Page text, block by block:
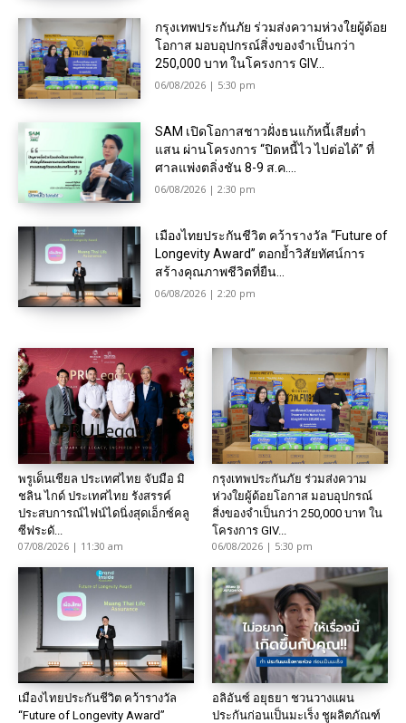
กรุงเทพประกันภัย ร่วมส่งความห่วงใยผู้ด้อย
โอกาส มอบอุปกรณ์สิ่งของจำเป็นกว่า
250,000 บาท ในโครงการ GIV...
06/08/2026 | 5:30 pm
SAM เปิดโอกาสชาวฝั่งธนแก้หนี้เสียต่ำ
แสน ผ่านโครงการ “ปิดหนี้ไว ไปต่อได้” ที่
ศาลแพ่งตลิ่งชัน 8-9 ส.ค....
06/08/2026 | 2:30 pm
เมืองไทยประกันชีวิต คว้ารางวัล “Future of
Longevity Award” ตอกย้ำวิสัยทัศน์การ
สร้างคุณภาพชีวิตที่ยืน...
06/08/2026 | 2:20 pm
พรูเด็นเชียล ประเทศไทย จับมือ มิ
ชลิน ไกด์ ประเทศไทย รังสรรค์
ประสบการณ์ไฟน์ไดนิ่งสุดเอ็กซ์คลู
ซีฟระดั...
07/08/2026 | 11:30 am
กรุงเทพประกันภัย ร่วมส่งความ
ห่วงใยผู้ด้อยโอกาส มอบอุปกรณ์
สิ่งของจำเป็นกว่า 250,000 บาท ใน
โครงการ GIV...
06/08/2026 | 5:30 pm
เมืองไทยประกันชีวิต คว้ารางวัล
“Future of Longevity Award”
อลิอันซ์ อยุธยา ชวนวางแผน
ประกันก่อนเป็นมะเร็ง ชูผลิตภัณฑ์